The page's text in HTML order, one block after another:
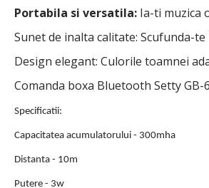
Portabila si versatila: Ia-ti muzica
Sunet de inalta calitate: Scufunda-
Design elegant: Culorile toamnei
Comanda boxa Bluetooth Setty
Specificatii:
Capacitatea acumulatorului - 300mha
Distanta - 10m
Putere - 3w